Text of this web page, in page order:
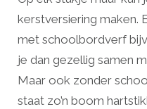
kerstversiering maken.
met schoolbordverf
je dan gezellig samen
Maar ook zonder
staat zo’n boom